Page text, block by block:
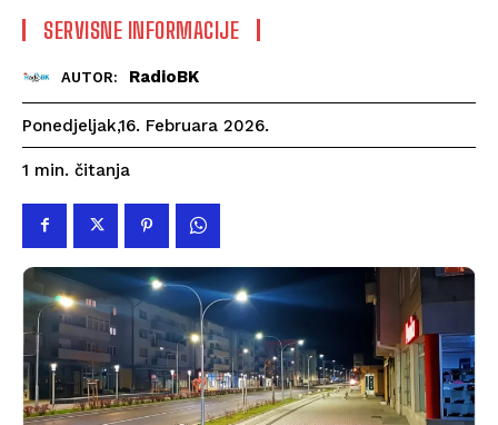
SERVISNE INFORMACIJE
AUTOR: RadioBK
Ponedjeljak,16. Februara 2026.
1 min. čitanja